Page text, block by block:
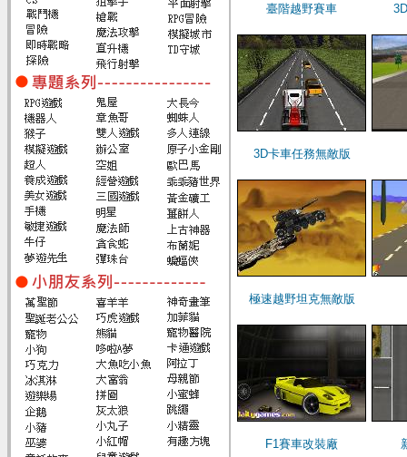
臺階越野賽車
3D卡車任務無敵版
極速越野坦克無敵版
F1賽車改裝廠